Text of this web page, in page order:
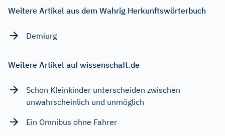
Weitere Artikel aus dem Wahrig Herkunftswörterbuch
Demiurg
Weitere Artikel auf wissenschaft.de
Schon Kleinkinder unterscheiden zwischen
unwahrscheinlich und unmöglich
Ein Omnibus ohne Fahrer